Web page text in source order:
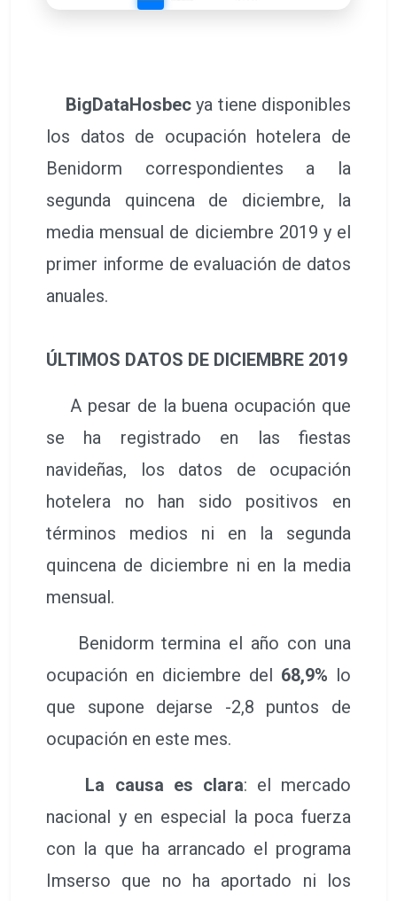
BigDataHosbecya tiene disponibles
los datos de ocupación hotelera de
Benidorm correspondientes a la
segunda quincena de diciembre, la
media mensual de diciembre 2019 y el
primer informe de evaluación de datos
anuales.
ÚLTIMOS DATOS DE DICIEMBRE 2019
A pesar de la buena ocupación que
se ha registrado en las fiestas
navideñas, los datos de ocupación
hotelera no han sido positivos en
términos medios ni en la segunda
quincena de diciembre ni en la media
mensual.
Benidorm termina el año con una
ocupación en diciembre del 68,9% lo
que supone dejarse -2,8 puntos de
ocupación en este mes.
La causa es clara: el mercado
nacional y en especial la poca fuerza
con la que ha arrancado el programa
Imserso que no ha aportado ni los